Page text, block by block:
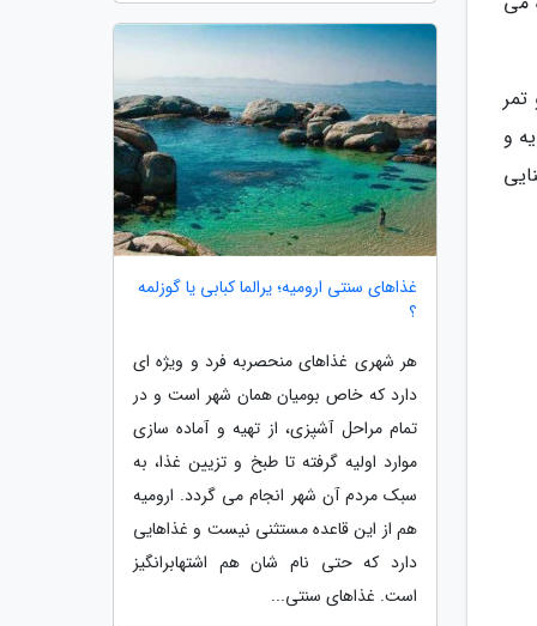
و
غذاهای سنتی ارومیه؛ یرالما کبابی یا گوزلمه
؟
هر شهری غذاهای منحصربه فرد و ویژه ای
دارد که خاص بومیان همان شهر است و در
تمام مراحل آشپزی، از تهیه و آماده سازی
موارد اولیه گرفته تا طبخ و تزیین غذا، به
سبک مردم آن شهر انجام می گردد. ارومیه
هم از این قاعده مستثنی نیست و غذاهایی
دارد که حتی نام شان هم اشتهابرانگیز
است. غذاهای سنتی...